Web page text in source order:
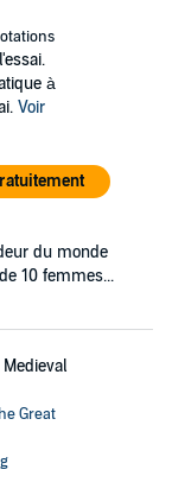
à
Voir
du monde
10 femmes...
Great